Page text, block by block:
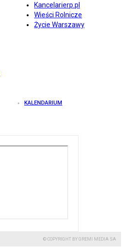
Kancelarierp.pl
Wieści Rolnicze
Życie Warszawy
KALENDARIUM
© COPYRIGHT BY GREMI MEDIA SA